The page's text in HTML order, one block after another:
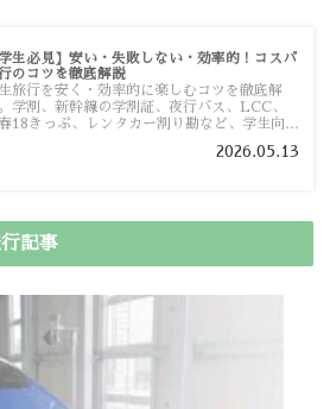
学生必見】安い・失敗しない・効率的！コスパ
のコツを徹底解説
旅行を安く・効率的に楽しむコツを徹底解
学割、新幹線の学割証、夜行バス、LCC、
18きっぷ、レンタカー割り勘など、学生向け
2026.05.13
記事